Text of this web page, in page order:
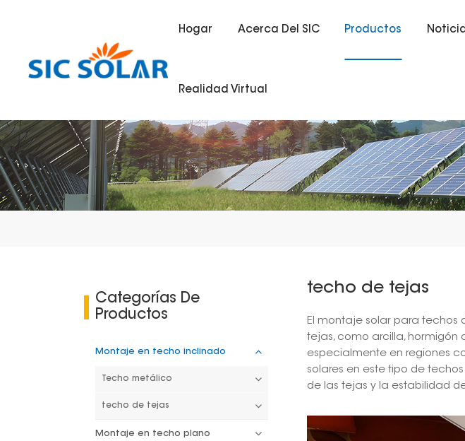
Hogar Acerca Del SIC Productos
Realidad Virtual
Categorías De
Productos
Montaje en techo inclinado
Techo metálico
techo de tejas
Montaje en techo plano
techo de tejas
El montaje solar para techos
tejas, como arcilla, hormigón
especialmente en regiones
solares en este tipo de
de las tejas y la estabilidad